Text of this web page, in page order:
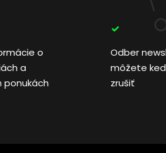
o
a
ponukách
Odber
môžete
zrušiť